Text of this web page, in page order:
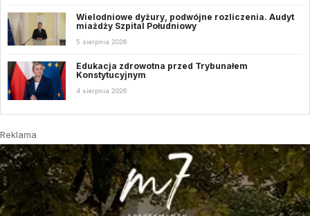
Wielodniowe dyżury, podwójne rozliczenia. Audyt
miażdży Szpital Południowy
5 sierpnia 2026
Edukacja zdrowotna przed Trybunałem
Konstytucyjnym
4 sierpnia 2026
Reklama